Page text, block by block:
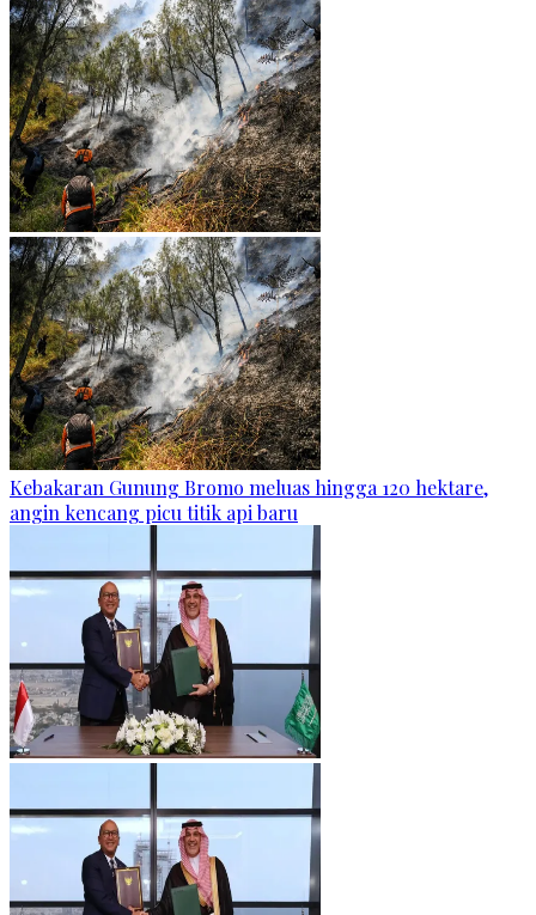
Kebakaran Gunung Bromo meluas hingga 120 hektare,
angin kencang picu titik api baru